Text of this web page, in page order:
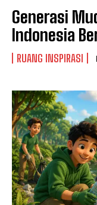
Generasi
Indonesia
RUANG INSPIRASI